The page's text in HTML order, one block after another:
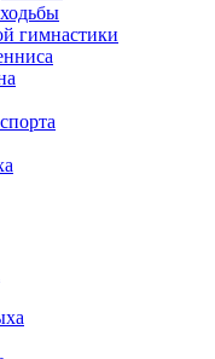
гимнастики